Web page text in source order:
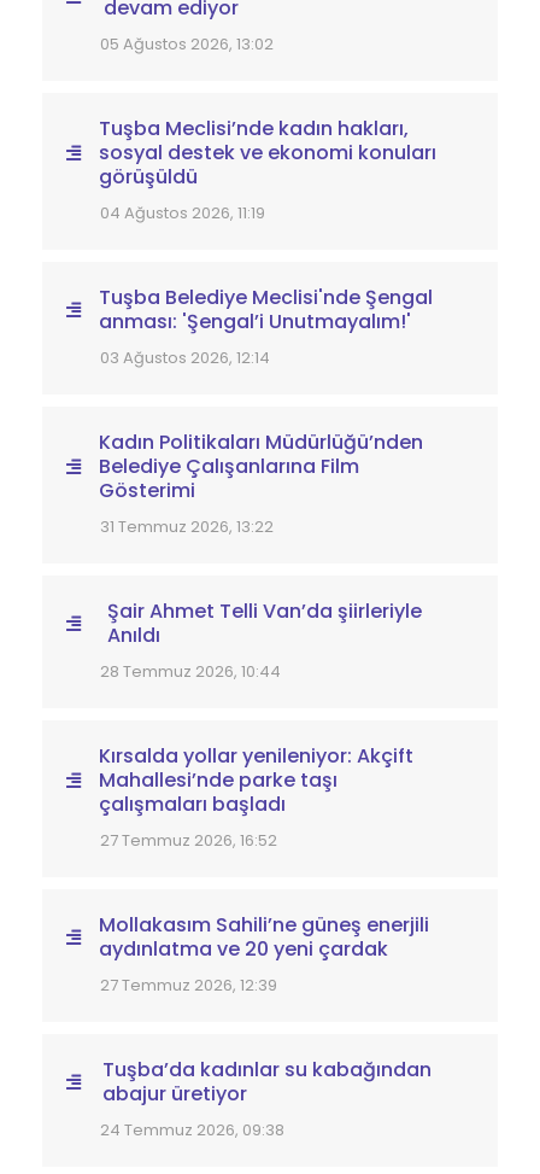
devam ediyor
05 Ağustos 2026, 13:02
Tuşba Meclisi’nde kadın hakları,
sosyal destek ve ekonomi konuları
görüşüldü
04 Ağustos 2026, 11:19
Tuşba Belediye Meclisi'nde Şengal
anması: 'Şengal’i Unutmayalım!'
03 Ağustos 2026, 12:14
Kadın Politikaları Müdürlüğü’nden
Belediye Çalışanlarına Film
Gösterimi
31 Temmuz 2026, 13:22
Şair Ahmet Telli Van’da şiirleriyle
Anıldı
28 Temmuz 2026, 10:44
Kırsalda yollar yenileniyor: Akçift
Mahallesi’nde parke taşı
çalışmaları başladı
27 Temmuz 2026, 16:52
Mollakasım Sahili’ne güneş enerjili
aydınlatma ve 20 yeni çardak
27 Temmuz 2026, 12:39
Tuşba’da kadınlar su kabağından
abajur üretiyor
24 Temmuz 2026, 09:38